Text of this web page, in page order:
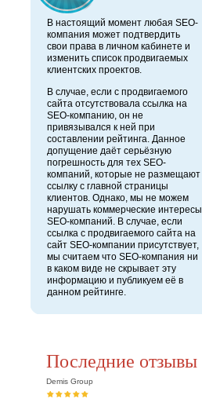
В настоящий момент любая SEO-
компания может подтвердить
свои права в личном кабинете и
изменить список продвигаемых
клиентских проектов.
В случае, если с продвигаемого
сайта отсутствовала ссылка на
SEO-компанию, он не
привязывался к ней при
составлении рейтинга. Данное
допущение даёт серьёзную
погрешность для тех SEO-
компаний, которые не размещают
ссылку с главной страницы
клиентов. Однако, мы не можем
нарушать коммерческие интересы
SEO-компаний. В случае, если
ссылка с продвигаемого сайта на
сайт SEO-компании присутствует,
мы считаем что SEO-компания ни
в каком виде не скрывает эту
информацию и публикуем её в
данном рейтинге.
Последние отзывы
Demis Group